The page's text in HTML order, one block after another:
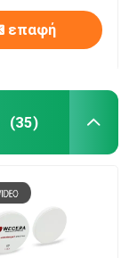
επαφή
(35)